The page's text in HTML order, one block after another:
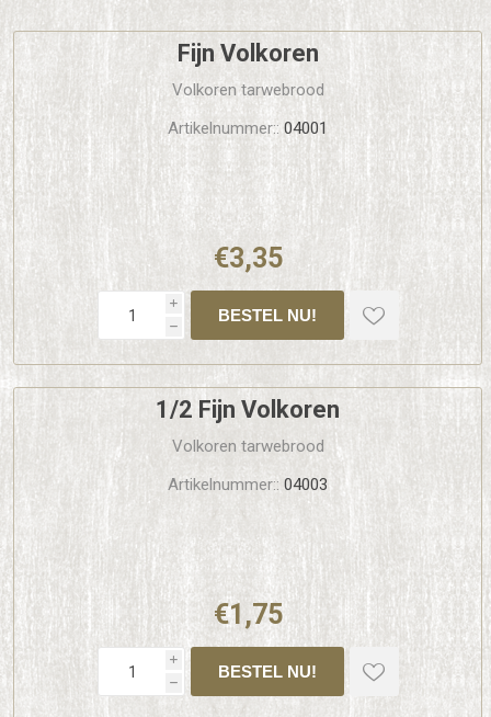
Fijn Volkoren
Volkoren tarwebrood
Artikelnummer:: 04001
€3,35
i
h
1/2 Fijn Volkoren
Volkoren tarwebrood
Artikelnummer:: 04003
€1,75
i
h